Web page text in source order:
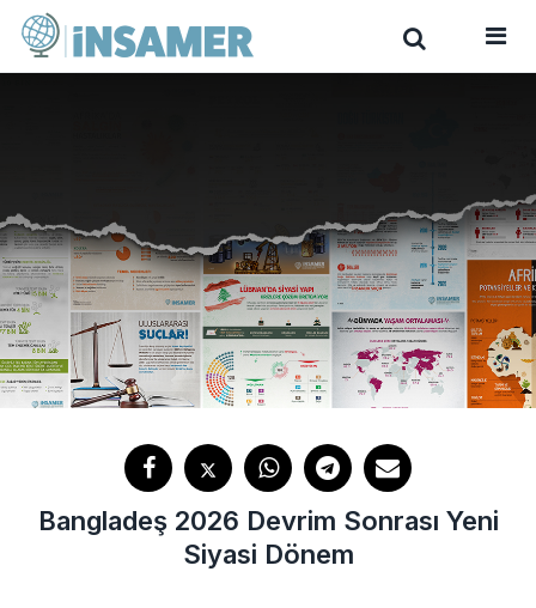
Bangladeş 2026 Devrim Sonrası Yeni
Siyasi Dönem